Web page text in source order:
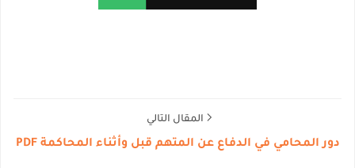
المقال التالي
دور المحامي في الدفاع عن المتهم قبل وأثناء المحاكمة PDF